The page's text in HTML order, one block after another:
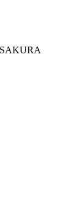
SAKURA